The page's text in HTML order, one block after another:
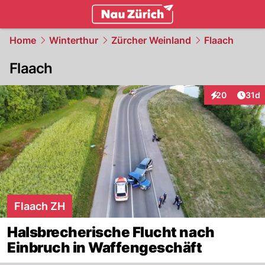
Home Winterthur Zürcher Weinland Flaach
Flaach
20
Interaktionen
31d
Flaach ZH
Halsbrecherische Flucht nach
Einbruch in Waffengeschäft